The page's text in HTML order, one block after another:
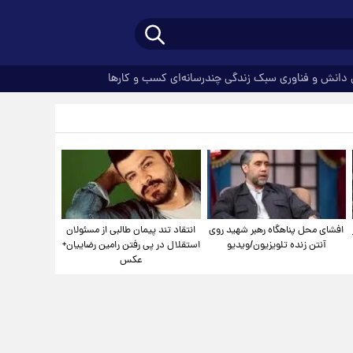
دانش و فناوری سبک زندگیچندرسانه‌ای کسب و کارها
افشای محل پناهگاه‌ رهبر شهید روی
آنتن زنده تلویزیون/ویدیو
انتقاد تند پیمان طالبی از مسئولان
استقلال در پی رفتن رامین رضاییان+
عکس